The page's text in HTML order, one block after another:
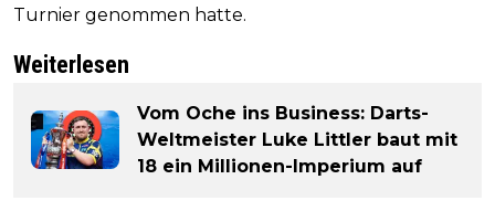
Turnier genommen hatte.
Weiterlesen
Vom Oche ins Business: Darts-
Weltmeister Luke Littler baut mit
18 ein Millionen-Imperium auf